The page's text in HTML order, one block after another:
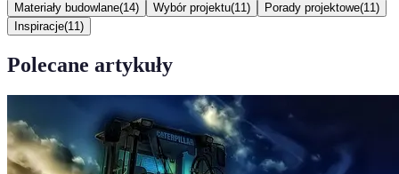
Materiały budowlane(14) Wybór projektu(11 ) Porady projektowe(11 )
Inspiracje(11 )
Polecane artykuły